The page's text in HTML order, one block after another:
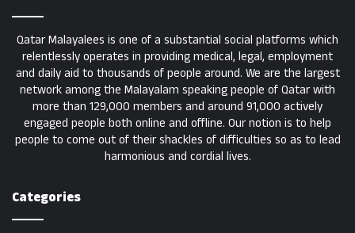
Qatar Malayalees is one of a substantial social platforms which
relentlessly operates in providing medical, legal, employment
and daily aid to thousands of people around. We are the largest
network among the Malayalam speaking people of Qatar with
more than 129,000 members and around 91,000 actively
engaged people both online and offline. Our notion is to help
people to come out of their shackles of difficulties so as to lead
harmonious and cordial lives.
Categories